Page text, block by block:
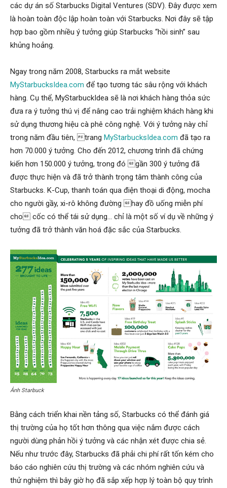
các dự án số Starbucks Digital Ventures (SDV). Đây được xem
là hoàn toàn độc lập hoàn toàn với Starbucks. Nơi đây sẽ tập
hợp bao gồm nhiều ý tưởng giúp Starbucks “hồi sinh” sau
khủng hoảng.
Ngay trong năm 2008, Starbucks ra mắt website
MyStarbucksIdea.com để tạo tương tác sâu rộng với khách
hàng. Cụ thể, MyStarbuckIdea sẽ là nơi khách hàng thỏa sức
đưa ra ý tưởng thú vị để nâng cao trải nghiệm khách hàng khi
sử dụng thương hiệu cà phê công nghệ. Với ý tưởng này chỉ
trong năm đầu tiên, trang MyStarbucksIdea.com đã tạo ra
hơn 70.000 ý tưởng. Cho đến 2012, chương trình đã chứng
kiến hơn 150.000 ý tưởng, trong đó gần 300 ý tưởng đã
được thực hiện và đã trở thành trọng tâm thành công của
Starbucks. K-Cup, thanh toán qua điện thoại di động, mocha
cho người gầy, xi-rô không đường hay đồ uống miễn phí
cho cốc có thể tái sử dụng… chỉ là một số ví dụ về những ý
tưởng đã trở thành văn hoá đặc sắc của Starbucks.
Ảnh Starbuck
Bằng cách triển khai nền tảng số, Starbucks có thể đánh giá
thị trường của họ tốt hơn thông qua việc nắm được cách
người dùng phản hồi ý tưởng và các nhận xét được chia sẻ.
Nếu như trước đây, Starbucks đã phải chi phí rất tốn kém cho
báo cáo nghiên cứu thị trường và các nhóm nghiên cứu và
thử nghiệm thì bây giờ họ đã sắp xếp hợp lý toàn bộ quy trình